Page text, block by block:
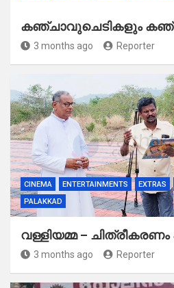
കഞ്ചാവുചെടികളും
3 months ago Reporter
CINEMA ENTERTAINMENTS EXTRAS
PALAKKAD
വള്ളിയമ്മ –
3 months ago Reporter